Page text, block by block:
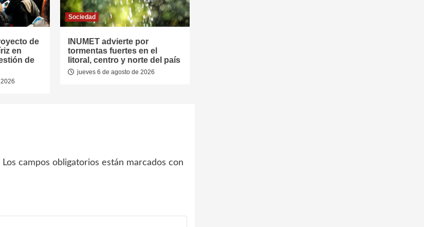
de
en
de
Sociedad
INUMET advierte por
tormentas fuertes en el
litoral, centro y norte del país
jueves 6 de agosto de 2026
Los campos obligatorios están marcados con